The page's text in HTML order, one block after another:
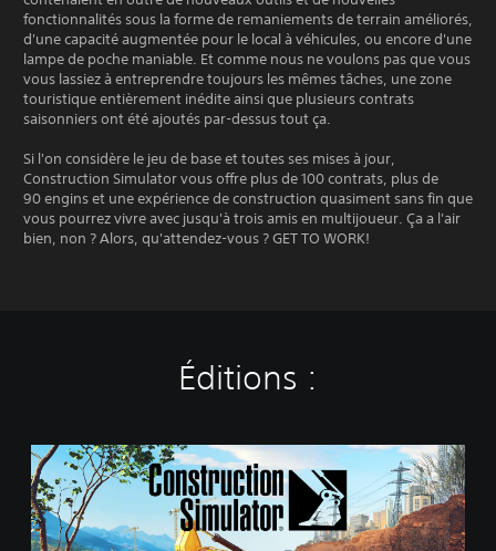
fonctionnalités sous la forme de remaniements de terrain améliorés,
d'une capacité augmentée pour le local à véhicules, ou encore d'une
lampe de poche maniable. Et comme nous ne voulons pas que vous
vous lassiez à entreprendre toujours les mêmes tâches, une zone
touristique entièrement inédite ainsi que plusieurs contrats
saisonniers ont été ajoutés par-dessus tout ça.
Si l'on considère le jeu de base et toutes ses mises à jour,
Construction Simulator vous offre plus de 100 contrats, plus de
90 engins et une expérience de construction quasiment sans fin que
vous pourrez vivre avec jusqu'à trois amis en multijoueur. Ça a l'air
bien, non ? Alors, qu'attendez-vous ? GET TO WORK!
Éditions :
S
t
a
n
d